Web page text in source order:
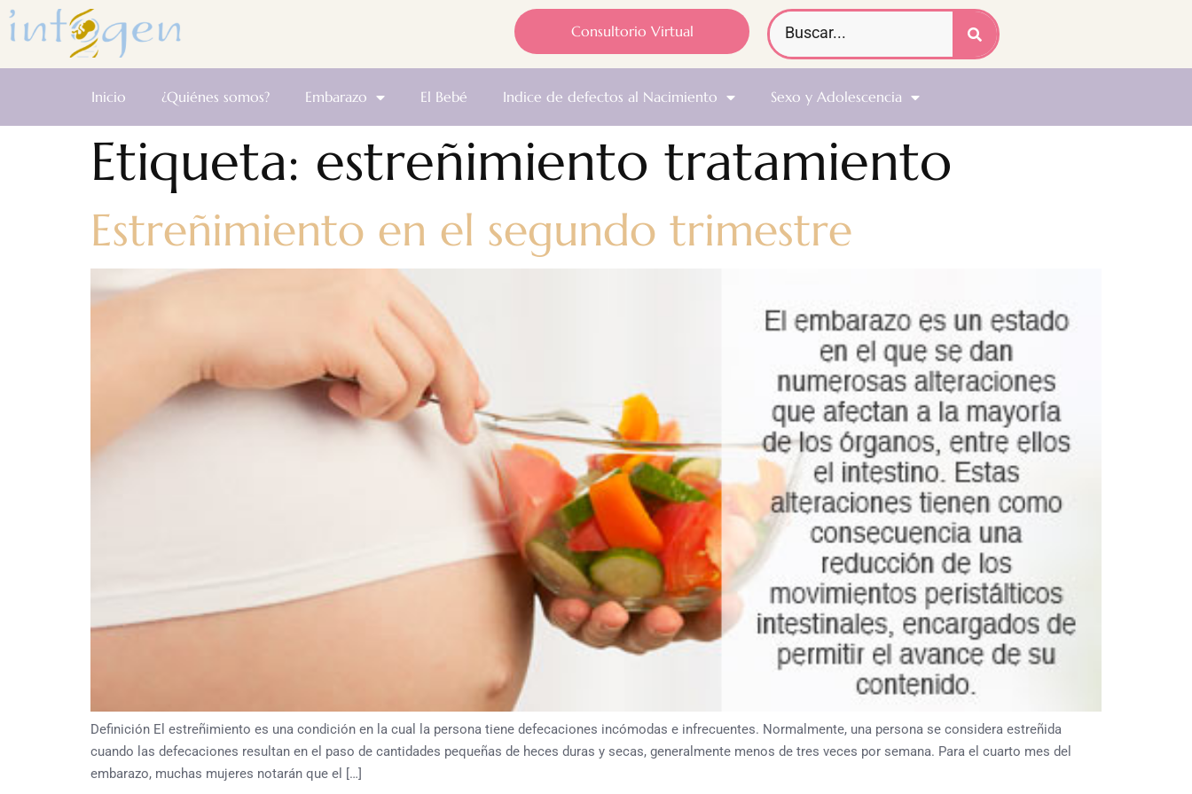
Consultorio Virtual
Inicio ¿Quiénes somos? Embarazo El Bebé Indice de defectos al Nacimiento Sexo y Adolescencia
Etiqueta: estreñimiento tratamiento
Estreñimiento en el segundo trimestre
Definición El estreñimiento es una condición en la cual la persona tiene defecaciones incómodas e infrecuentes. Normalmente, una persona se considera estreñida
cuando las defecaciones resultan en el paso de cantidades pequeñas de heces duras y secas, generalmente menos de tres veces por semana. Para el cuarto mes del
embarazo, muchas mujeres notarán que el […]